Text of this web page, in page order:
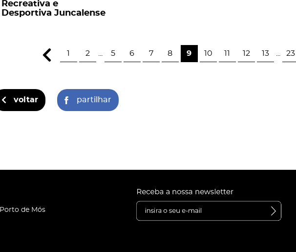
Recreativa e
Desportiva Juncalense
1 2 5 6 7 8 9 10 11 12 13 23
voltar partilhar
de Mós